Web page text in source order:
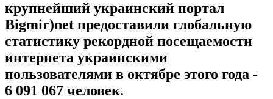
крупнейший украинский портал
Bigmir)net предоставили глобальную
статистику рекордной посещаемости
интернета украинскими
пользователями в октябре этого года -
6 091 067 человек.